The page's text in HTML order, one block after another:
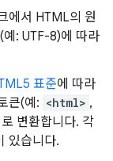
에서 HTML의 원
예: UTF-8)에 따라
표준에 따라
큰(예: <html> ,
변환합니다. 각
있습니다.